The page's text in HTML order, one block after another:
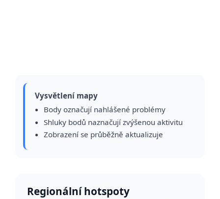
Vysvětlení mapy
Body označují nahlášené problémy
Shluky bodů naznačují zvýšenou aktivitu
Zobrazení se průběžně aktualizuje
Regionální hotspoty